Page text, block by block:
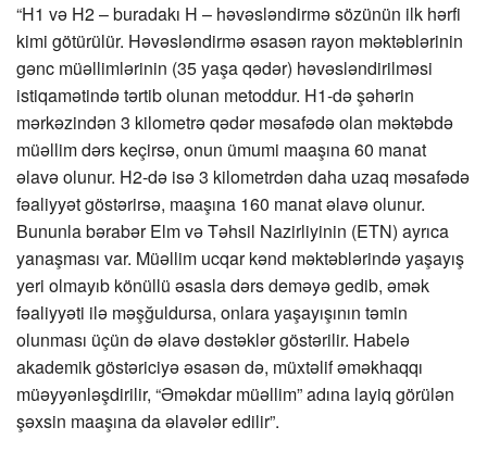
“H1 və H2 – buradakı H – həvəsləndirmə sözünün ilk hərfi
kimi götürülür. Həvəsləndirmə əsasən rayon məktəblərinin
gənc müəllimlərinin (35 yaşa qədər) həvəsləndirilməsi
istiqamətində tərtib olunan metoddur. H1-də şəhərin
mərkəzindən 3 kilometrə qədər məsafədə olan məktəbdə
müəllim dərs keçirsə, onun ümumi maaşına 60 manat
əlavə olunur. H2-də isə 3 kilometrdən daha uzaq məsafədə
fəaliyyət göstərirsə, maaşına 160 manat əlavə olunur.
Bununla bərabər Elm və Təhsil Nazirliyinin (ETN) ayrıca
yanaşması var. Müəllim ucqar kənd məktəblərində yaşayış
yeri olmayıb könüllü əsasla dərs deməyə gedib, əmək
fəaliyyəti ilə məşğuldursa, onlara yaşayışının təmin
olunması üçün də əlavə dəstəklər göstərilir. Habelə
akademik göstəriciyə əsasən də, müxtəlif əməkhaqqı
müəyyənləşdirilir, “Əməkdar müəllim” adına layiq görülən
şəxsin maaşına da əlavələr edilir”.